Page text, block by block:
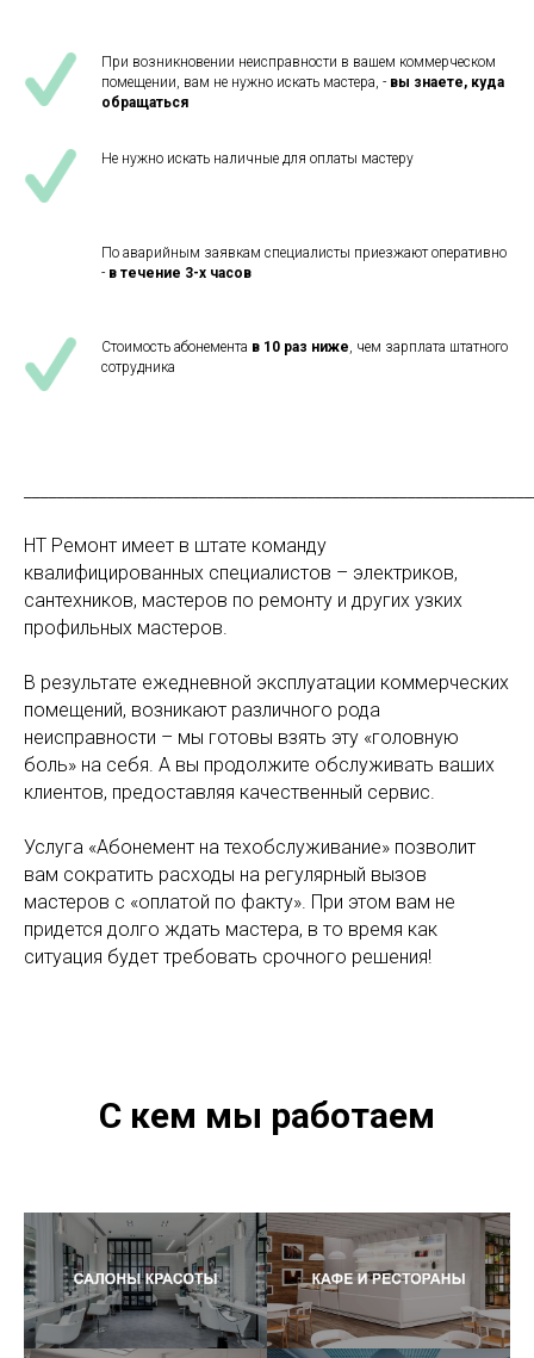
При возникновении неисправности в вашем коммерческом
помещении, вам не нужно искать мастера, - вы знаете, куда
обращаться
Не нужно искать наличные для оплаты мастеру
По аварийным заявкам специалисты приезжают оперативно
- в течение 3-х часов
Стоимость абонемента в 10 раз ниже, чем зарплата штатного
сотрудника
НТ Ремонт имеет в штате команду
квалифицированных специалистов – электриков,
сантехников, мастеров по ремонту и других узких
профильных мастеров.
В результате ежедневной эксплуатации коммерческих
помещений, возникают различного рода
неисправности – мы готовы взять эту «головную
боль» на себя. А вы продолжите обслуживать ваших
клиентов, предоставляя качественный сервис.
Услуга «Абонемент на техобслуживание» позволит
вам сократить расходы на регулярный вызов
мастеров с «оплатой по факту». При этом вам не
придется долго ждать мастера, в то время как
ситуация будет требовать срочного решения!
С кем мы работаем